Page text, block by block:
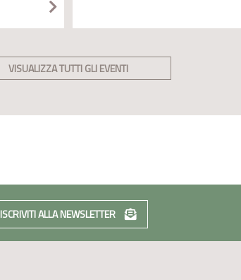
VISUALIZZA TUTTI GLI EVENTI
ISCRIVITI ALLA NEWSLETTER